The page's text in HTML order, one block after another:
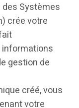
des Systèmes
crée votre
gestion de
créé, vous
votre